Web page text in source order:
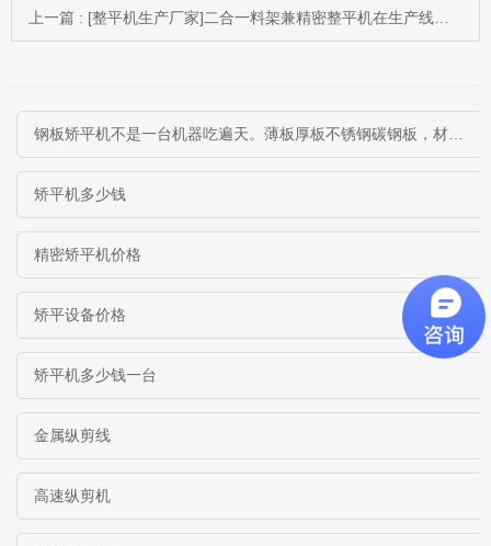
矫平机多少钱
精密矫平机价格
矫平设备价格
矫平机多少钱一台
金属纵剪线
高速纵剪机